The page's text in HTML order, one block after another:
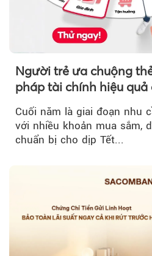
Người trẻ ưa chuộng
pháp tài chính hiệu quả
Cuối năm là giai đoạn nhu
với nhiều khoản mua sắm,
chuẩn bị cho dịp Tết...